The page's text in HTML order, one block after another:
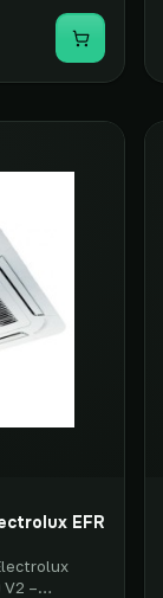
Купить
EFR
V2 –